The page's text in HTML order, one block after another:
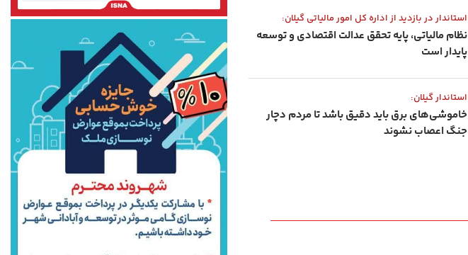
استاندار در بازدید از اداره‌ کل امور مالیاتی گیلان:
نظام مالیاتی، پایه تحقق عدالت اقتصادی و توسعه
پایدار است
استاندار گیلان:
خاموشی‌های برق باید دقیق باشد تا مردم دچار
جنگ اعصاب نشوند